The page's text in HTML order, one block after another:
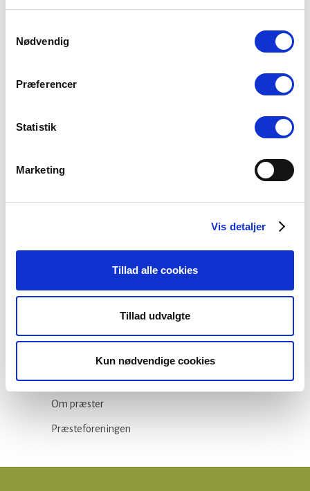
Nødvendig
Præferencer
Statistik
Marketing
Vis detaljer
Tillad alle cookies
Tillad udvalgte
Kun nødvendige cookies
Et lille fald i ansøgere til
Kirkepolitik
Løn og ansættelse
Om præster
Præsteforeningen